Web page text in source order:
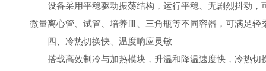
设备采用平稳驱动振荡结构，运行平稳、无剧烈抖动，
微量离心管、试管、培养皿、三角瓶等不同容器，可满足
四、冷热切换快、温度响应灵敏
搭载高效制冷与加热模块，升温和降温速度快，冷热切